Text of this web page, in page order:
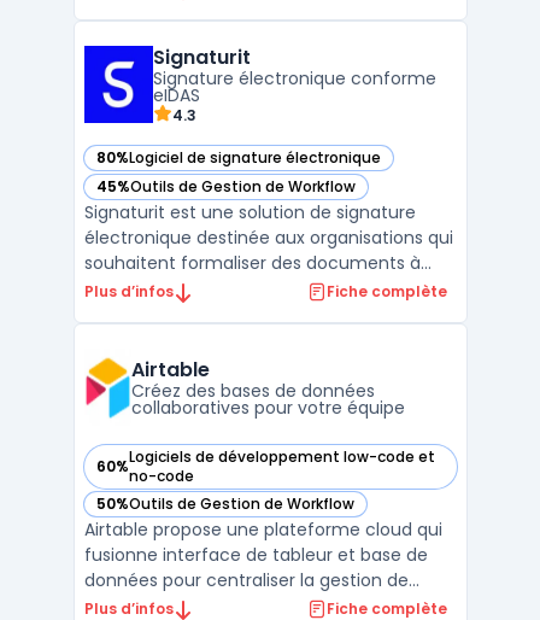
maintenir la productivité sans centraliser
l'informati ...
Signaturit
Signature électronique conforme
eIDAS
4.3
80%Logiciel de signature électronique
— voir Signaturit dans cette catégorie
45%Outils de Gestion de Workflow
— voir Signaturit dans cette catégorie
Signaturit est une solution de signature
électronique destinée aux organisations qui
souhaitent formaliser des documents à
distance avec une valeur probante
ligne, la signature PDF et la signature
numérique, avec des niveaux ...
Plus d’infos Fiche complète
Airtable
Créez des bases de données
collaboratives pour votre équipe
60%Logiciels de développement low-code et
no-code
— voir Airtable dans cette catégorie
50%Outils de Gestion de Workflow
— voir Airtable dans cette catégorie
Airtable propose une plateforme cloud qui
fusionne interface de tableur et base de
données pour centraliser la gestion de
données métiers dans une interface
Plus d’infos Fiche complète